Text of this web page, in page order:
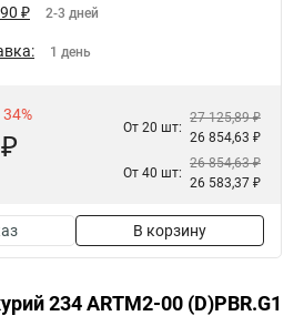
₽ 2-3 дней
1 день
От 20 шт:
27 125,89 ₽
26 854,63 ₽
От 40 шт:
26 854,63 ₽
26 583,37 ₽
В корзину
234 АRTM2-00 (D)PBR.G1